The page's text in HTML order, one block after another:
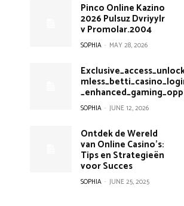
Pinco Online Kazino
2026 Pulsuz Dvriyylr
v Promolar.2004
SOPHIA - MAY 28, 2026
SOPHIA - JUNE 12, 2026
Ontdek de Wereld
van Online Casino’s:
Tips en Strategieën
voor Succes
SOPHIA - JUNE 25, 2025